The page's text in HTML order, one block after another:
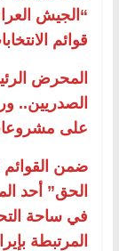
“الجيش
قوائم
المحرض
على
ضمن القوائم
الحق” أحد
في ساحة
المرتبطة